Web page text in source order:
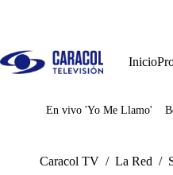
Inicio
Juegos
En vivo 'Yo Me Llamo'
Caracol TV / La Red /